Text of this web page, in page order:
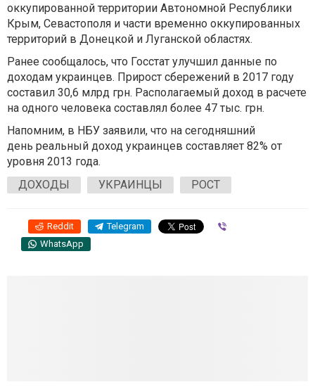
оккупированной территории Автономной Республики
Крым, Севастополя и части временно оккупированных
территорий в Донецкой и Луганской областях.
Ранее сообщалось, что Госстат улучшил данные по
доходам украинцев. Прирост сбережений в 2017 году
составил 30,6 млрд грн. Располагаемый доход в расчете
на одного человека составлял более 47 тыс. грн.
Напомним, в НБУ заявили, что на сегодняшний
день реальный доход украинцев составляет 82% от
уровня 2013 года.
ДОХОДЫ
УКРАИНЦЫ РОСТ
Reddit Telegram
WhatsApp